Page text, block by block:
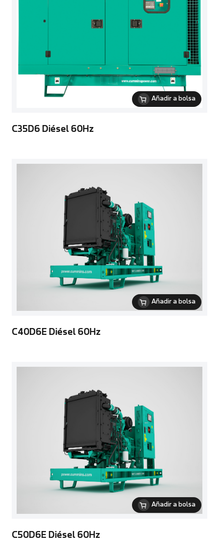
Añadir a bolsa
C35D6 Diésel 60Hz
Añadir a bolsa
C40D6E Diésel 60Hz
Añadir a bolsa
C50D6E Diésel 60Hz